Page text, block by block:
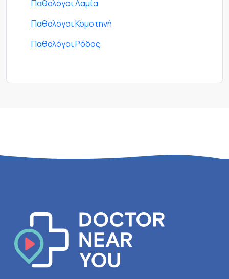
Παθολόγοι Λαμία
Παθολόγοι Κομοτηνή
Παθολόγοι Ρόδος